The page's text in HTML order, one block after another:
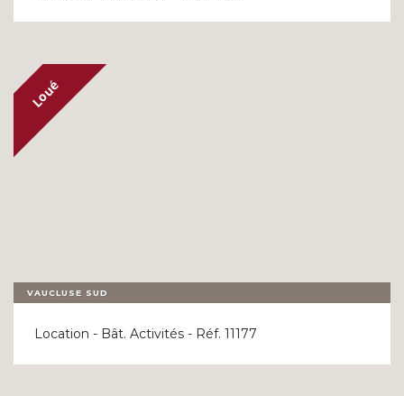
VAUCLUSE SUD
Location - Bât. Activités - Réf. 11177